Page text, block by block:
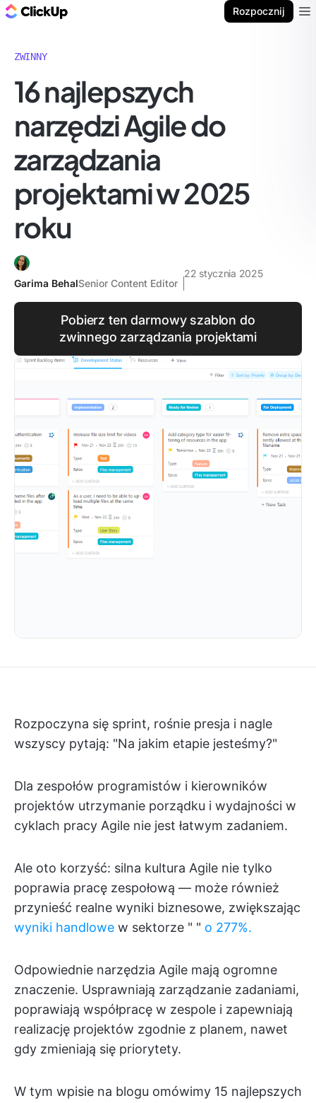
Rozpocznij
ZWINNY
16 najlepszych
narzędzi Agile do
zarządzania
projektami w 2025
roku
Garima BehalSenior Content Editor
22 stycznia 2025
Pobierz ten darmowy szablon do
zwinnego zarządzania projektami
Rozpoczyna się sprint, rośnie presja i nagle
wszyscy pytają: "Na jakim etapie jesteśmy?"
Dla zespołów programistów i kierowników
projektów utrzymanie porządku i wydajności w
cyklach pracy Agile nie jest łatwym zadaniem.
Ale oto korzyść: silna kultura Agile nie tylko
poprawia pracę zespołową — może również
przynieść realne wyniki biznesowe, zwiększając
wyniki handlowe w sektorze " " o 277%.
Odpowiednie narzędzia Agile mają ogromne
znaczenie. Usprawniają zarządzanie zadaniami,
poprawiają współpracę w zespole i zapewniają
realizację projektów zgodnie z planem, nawet
gdy zmieniają się priorytety.
W tym wpisie na blogu omówimy 15 najlepszych